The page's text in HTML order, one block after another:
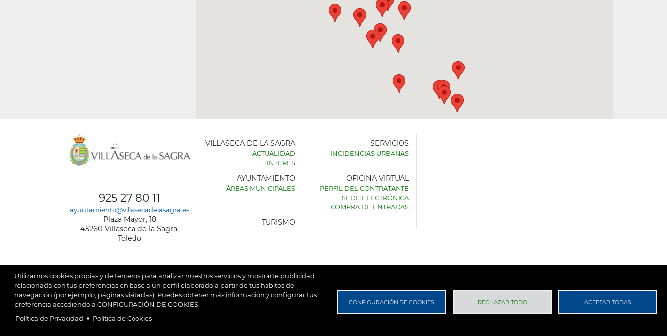
Utilizamos cookies propias y de terceros para analizar nuestros servicios y mostrarte publicidad
relacionada con tus preferencias en base a un perfil elaborado a partir de tus hábitos de
navegación (por ejemplo, páginas visitadas). Puedes obtener más información y configurar tus
preferencia accediendo a CONFIGURACIÓN DE COOKIES.
Política de Privacidad
Política de Cookies
CONFIGURACIÓN DE COOKIES RECHAZAR TODO ACEPTAR TODAS
925 27 80 11
ayuntamiento@villasecadelasagra.es
Plaza Mayor, 18
45260 Villaseca de la Sagra,
Toledo
AYUNTAMIENTO
VILLASECA DE LA SAGRA
ACTUALIDAD
INTERÉS
SERVICIOS
INCIDENCIAS URBANAS
AYUNTAMIENTO
ÁREAS MUNICIPALES
OFICINA VIRTUAL
PERFIL DEL CONTRATANTE
SEDE ELECTRÓNICA
COMPRA DE ENTRADAS
TURISMO
SubFooter
© 2026 Ayuntamiento de Villaseca de la Sagra Aviso Legal Política de Privacidad RGPD